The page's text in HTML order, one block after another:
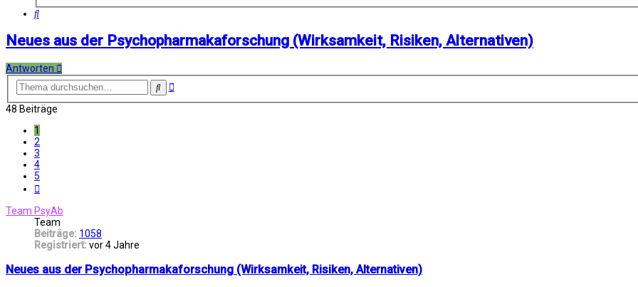
Suche
Neues aus der Psychopharmakaforschung (Wirksamkeit, Risiken, Alternativen)
Antworten
SucheErweiterte
48 Beiträge
1
2
3
4
5
Team PsyAb
Team
Beiträge: 1058
Registriert: vor 4 Jahre
Neues aus der Psychopharmakaforschung (Wirksamkeit, Risiken, Alternativen)